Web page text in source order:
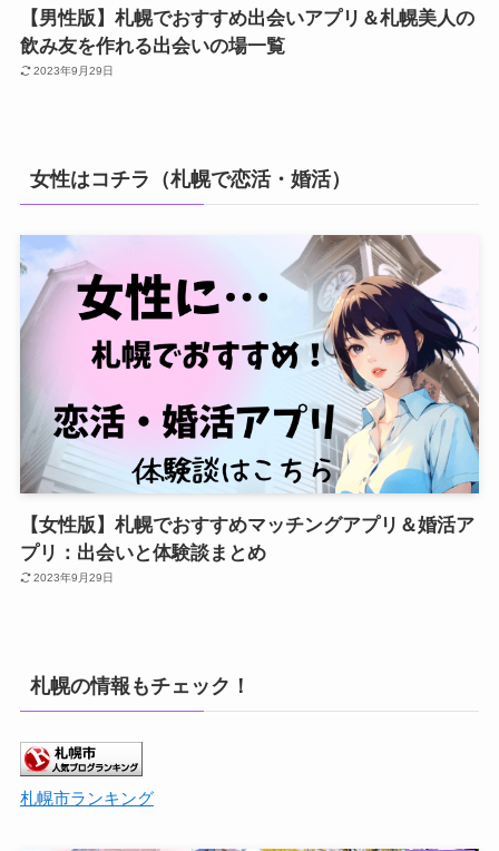
【男性版】札幌でおすすめ出会いアプリ＆札幌美人の
飲み友を作れる出会いの場一覧
2023年9月29日
女性はコチラ（札幌で恋活・婚活）
【女性版】札幌でおすすめマッチングアプリ＆婚活ア
プリ：出会いと体験談まとめ
2023年9月29日
札幌の情報もチェック！
札幌市ランキング